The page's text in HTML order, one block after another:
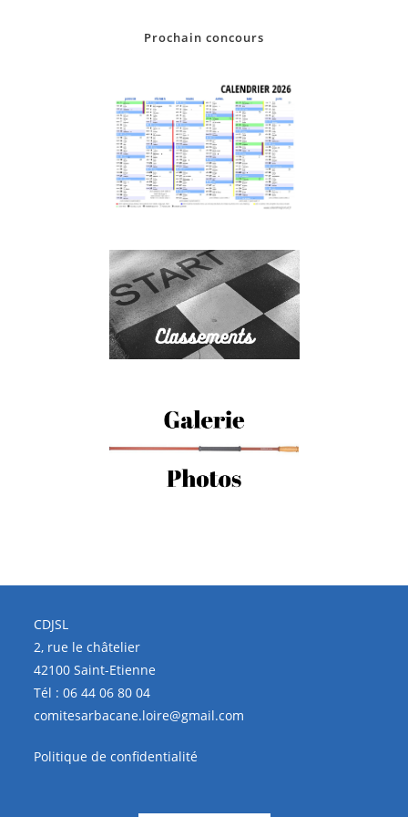
Prochain concours
CDJSL
2, rue le châtelier
42100 Saint-Etienne
Tél :06 44 06 80 04
comitesarbacane.loire@gmail.com
Politique de confidentialité